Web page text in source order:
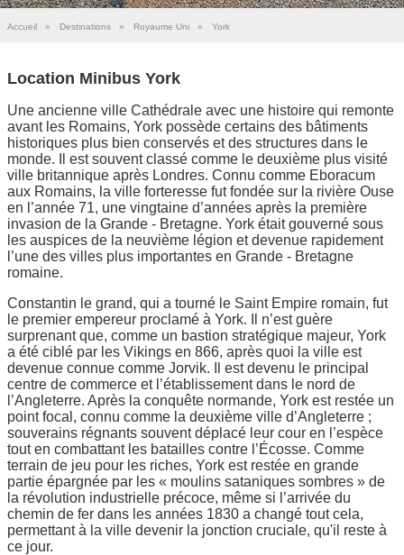
Accueil » Destinations » Royaume Uni » York
Location Minibus York
Une ancienne ville Cathédrale avec une histoire qui remonte
avant les Romains, York possède certains des bâtiments
historiques plus bien conservés et des structures dans le
monde. Il est souvent classé comme le deuxième plus visité
ville britannique après Londres. Connu comme Eboracum
aux Romains, la ville forteresse fut fondée sur la rivière Ouse
en l’année 71, une vingtaine d’années après la première
invasion de la Grande - Bretagne. York était gouverné sous
les auspices de la neuvième légion et devenue rapidement
l’une des villes plus importantes en Grande - Bretagne
romaine.
Constantin le grand, qui a tourné le Saint Empire romain, fut
le premier empereur proclamé à York. Il n’est guère
surprenant que, comme un bastion stratégique majeur, York
a été ciblé par les Vikings en 866, après quoi la ville est
devenue connue comme Jorvik. Il est devenu le principal
centre de commerce et l’établissement dans le nord de
l’Angleterre. Après la conquête normande, York est restée un
point focal, connu comme la deuxième ville d’Angleterre ;
souverains régnants souvent déplacé leur cour en l’espèce
tout en combattant les batailles contre l’Écosse. Comme
terrain de jeu pour les riches, York est restée en grande
partie épargnée par les « moulins sataniques sombres » de
la révolution industrielle précoce, même si l’arrivée du
chemin de fer dans les années 1830 a changé tout cela,
permettant à la ville devenir la jonction cruciale, qu'il reste à
ce jour.